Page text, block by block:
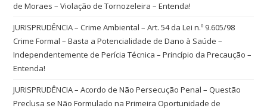
de Moraes – Violação de Tornozeleira – Entenda!
JURISPRUDÊNCIA – Crime Ambiental – Art. 54 da Lei n.º 9.605/98
Crime Formal – Basta a Potencialidade de Dano à Saúde –
Independentemente de Perícia Técnica – Princípio da Precaução –
Entenda!
JURISPRUDÊNCIA – Acordo de Não Persecução Penal – Questão
Preclusa se Não Formulado na Primeira Oportunidade de